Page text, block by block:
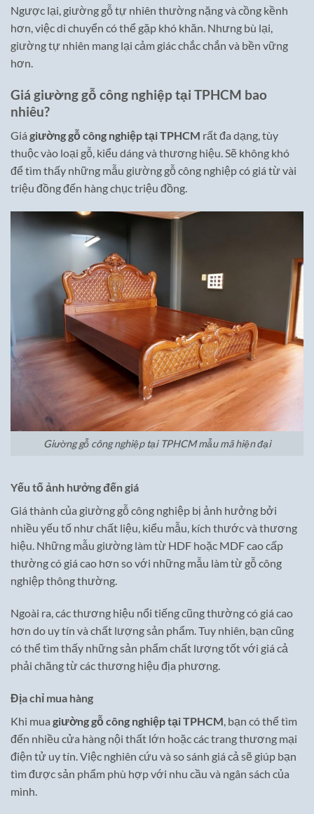
Ngược lại, giường gỗ tự nhiên thường nặng và cồng kềnh
hơn, việc di chuyển có thể gặp khó khăn. Nhưng bù lại,
giường tự nhiên mang lại cảm giác chắc chắn và bền vững
hơn.
Giá giường gỗ công nghiệp tại TPHCM bao
nhiêu?
Giá giường gỗ công nghiệp tại TPHCM rất đa dạng, tùy
thuộc vào loại gỗ, kiểu dáng và thương hiệu. Sẽ không khó
để tìm thấy những mẫu giường gỗ công nghiệp có giá từ vài
triệu đồng đến hàng chục triệu đồng.
Giường gỗ công nghiệp tại TPHCM mẫu mã hiện đại
Yếu tố ảnh hưởng đến giá
Giá thành của giường gỗ công nghiệp bị ảnh hưởng bởi
nhiều yếu tố như chất liệu, kiểu mẫu, kích thước và thương
hiệu. Những mẫu giường làm từ HDF hoặc MDF cao cấp
thường có giá cao hơn so với những mẫu làm từ gỗ công
nghiệp thông thường.
Ngoài ra, các thương hiệu nổi tiếng cũng thường có giá cao
hơn do uy tín và chất lượng sản phẩm. Tuy nhiên, bạn cũng
có thể tìm thấy những sản phẩm chất lượng tốt với giá cả
phải chăng từ các thương hiệu địa phương.
Địa chỉ mua hàng
Khi mua giường gỗ công nghiệp tại TPHCM , bạn có thể tìm
đến nhiều cửa hàng nội thất lớn hoặc các trang thương mại
điện tử uy tín. Việc nghiên cứu và so sánh giá cả sẽ giúp bạn
tìm được sản phẩm phù hợp với nhu cầu và ngân sách của
mình.